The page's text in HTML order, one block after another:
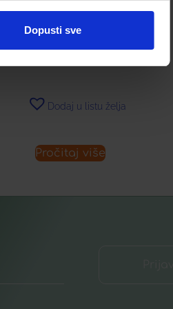
Dopusti sve
ŠMINKE ZA
PODRUČJE OKO OČIJU
Dodaj u listu želja
Pročitaj više